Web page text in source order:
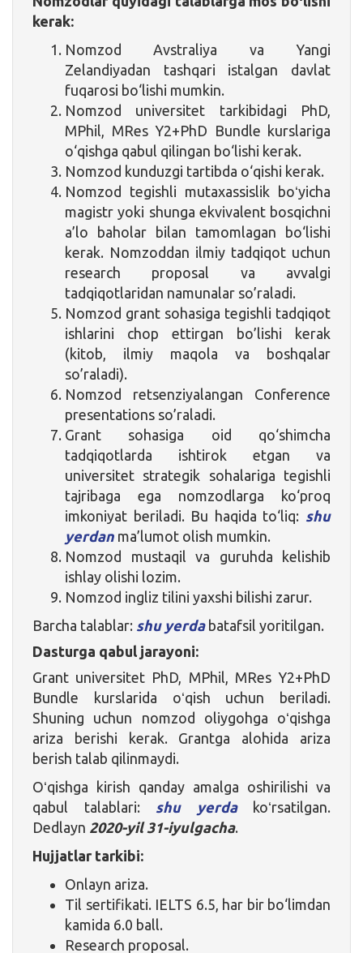
kerak:
Nomzod Avstraliya va Yangi
Zelandiyadan tashqari istalgan davlat
fuqarosi bo‘lishi mumkin.
Nomzod universitet tarkibidagi PhD,
MPhil, MRes Y2+PhD Bundle kurslariga
o‘qishga qabul qilingan bo‘lishi kerak.
Nomzod kunduzgi tartibda o‘qishi kerak.
Nomzod tegishli mutaxassislik boʻyicha
magistr yoki shunga ekvivalent bosqichni
a’lo baholar bilan tamomlagan bo‘lishi
kerak. Nomzoddan ilmiy tadqiqot uchun
research proposal va avvalgi
tadqiqotlaridan namunalar so’raladi.
Nomzod grant sohasiga tegishli tadqiqot
ishlarini chop ettirgan bo’lishi kerak
(kitob, ilmiy maqola va boshqalar
so’raladi).
Nomzod retsenziyalangan Conference
presentations so’raladi.
Grant sohasiga oid qo‘shimcha
tadqiqotlarda ishtirok etgan va
universitet strategik sohalariga tegishli
tajribaga ega nomzodlarga ko‘proq
imkoniyat beriladi. Bu haqida to‘liq: shu
yerdan ma’lumot olish mumkin.
Nomzod mustaqil va guruhda kelishib
ishlay olishi lozim.
Nomzod ingliz tilini yaxshi bilishi zarur.
Barcha talablar: shu yerdabatafsil yoritilgan.
Dasturga qabul jarayoni:
Grant universitet PhD, MPhil, MRes Y2+PhD
Bundle kurslarida oʻqish uchun beriladi.
Shuning uchun nomzod oliygohga oʻqishga
ariza berishi kerak. Grantga alohida ariza
berish talab qilinmaydi.
Oʻqishga kirish qanday amalga oshirilishi va
qabul talablari: shu yerdakoʻrsatilgan.
Dedlayn 2020-yil 31-iyulgacha.
Hujjatlar tarkibi:
Onlayn ariza.
Til sertifikati. IELTS 6.5, har bir bo‘limdan
kamida 6.0 ball.
Research proposal.